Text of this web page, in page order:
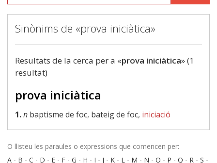
Sinònims de «prova iniciàtica»
Resultats de la cerca per a «prova iniciàtica» (1
resultat)
prova iniciàtica
1.n baptisme de foc, bateig de foc, iniciació
O llisteu les paraules o expressions que comencen per:
A - B - C - D - E - F - G - H - I - J - K - L - M - N - O - P - Q - R - S -